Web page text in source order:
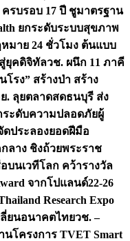
รบรอบ 17 ปี ชูมาตรฐาน
ยกระดับระบบสุขภาพ
มาย 24 ชั่วโมง ต้นแบบ
ยุคดิจิทัลวช. ผนึก 11 ภาคี
โรง” สร้างป่า สร้าง
. ลุยตลาดสดธนบุรี ส่ง
ระดับความปลอดภัยผู้
ประลองยอดฝีมือ
ลาง ชิงถ้วยพระราช
บนเวทีโลก คว้ารางวัล
จากโปแลนด์22-26
Research Expo
ลี่ยนอนาคตไทยวช. –
โครงการ TVET Smart